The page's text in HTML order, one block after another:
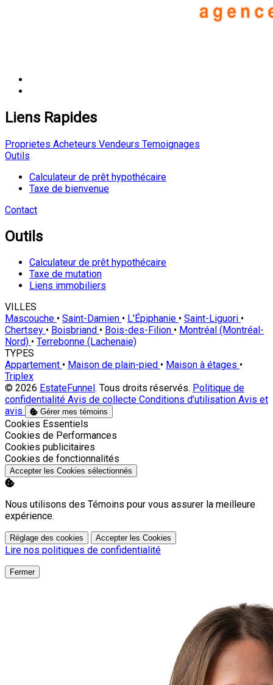
Liens Rapides
Proprietes Acheteurs Vendeurs Temoignages
Outils
Calculateur de prêt hypothécaire
Taxe de bienvenue
Contact
Outils
Calculateur de prêt hypothécaire
Taxe de mutation
Liens immobiliers
VILLES
Mascouche • Saint-Damien • L'Épiphanie • Saint-Liguori •
Chertsey • Boisbriand • Bois-des-Filion • Montréal (Montréal-
Nord) • Terrebonne (Lachenaie)
TYPES
Appartement • Maison de plain-pied • Maison à étages •
Triplex
© 2026 EstateFunnel . Tous droits réservés. Politique de
confidentialité Avis de collecte Conditions d’utilisation Avis et
avis
Gérer mes témoins
Activer
Cookies Essentiels
Activer
Cookies de Performances
Activer
Cookies publicitaires
Activer
Cookies de fonctionnalités
Accepter les Cookies sélectionnés
Nous utilisons des Témoins pour vous assurer la meilleure
expérience.
Réglage des cookies Accepter les Cookies
Lire nos politiques de confidentialité
Fermer